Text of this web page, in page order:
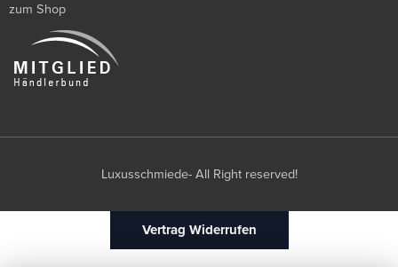
zum Shop
Luxusschmiede- All Right reserved!
Vertrag Widerrufen